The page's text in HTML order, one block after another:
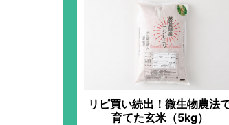
リピ買い続出！微生物農法
育てた玄米（5kg）